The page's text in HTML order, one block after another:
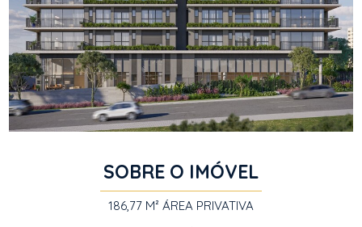
SOBRE O IMÓVEL
186,77 M² ÁREA PRIVATIVA